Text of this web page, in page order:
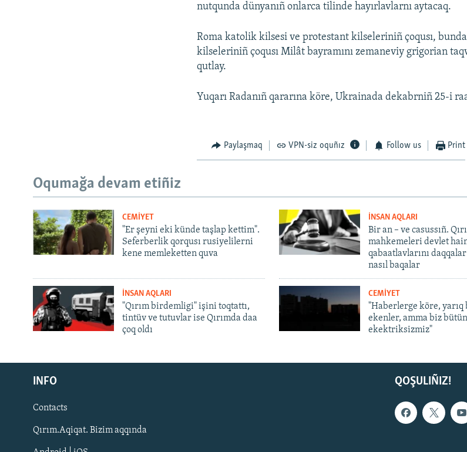
Русский
Українською
QOŞULIÑIZ!
nutqunda dünyanıñ onlarca tilinde hayırlavlarnı aytacaq.
Roma katolik kilsesi ve protestant kilseleriniñ çoqusı,
kilseleriniñ çoqusı Milât bayramını zemaneviy grigorian
qutlay.
Yuqarı Radanıñ qararına köre, Ukrainada dekabrniñ 25-i
Paylaşmaq VPN-siz oquñız Follow us Print
Oqumağa devam etiñiz
CEMİYET
"Er şeyni eki künde taşlap kettim".
Seferberlik qorqusı rusiyelilerni
kene memleketten quva
İNSAN AQLARI
Bir an – ve casussıñ.
mahkemeleri devlet
qabaatlavlarını
nasıl baqalar
İNSAN AQLARI
"Qırım birdemligi" işini toqtattı,
tintüv ve tutuvlar ise Qırımda daa
çoq oldı
CEMİYET
"Haberlerge köre, yarıq
ekenler, amma biz
ekektriksizmiz"
QOŞULIÑIZ!
INFO
Contacts
Qırım.Aqiqat. Bizim aqqında